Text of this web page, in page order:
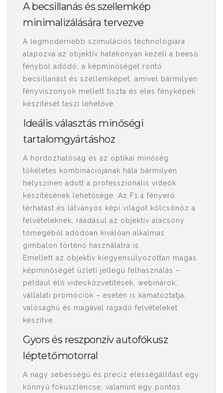
A becsillanás és szellemkép
minimalizálására tervezve
A legmodernebb szimulációs technológiára
alapozva az objektív hatékonyan kezeli a beeső
fényből adódó, a képminőséget rontó
becsillanást és szellemképet, amivel bármilyen
fényviszonyok mellett tiszta és éles fényképek
készítését teszi lehetővé.
Ideális választás minőségi
tartalomgyártáshoz
A hordozhatóság és az optikai minőség
tökéletes kombinációjának hála bármilyen
helyszínen adott a professzionális videók
készítésének lehetősége. Az F1.4 fényerő
térhatást és látványos képi világot kölcsönöz a
felvételeknek, ráadásul az objektív alacsony
tömegéből adódóan kiválóan alkalmas
gimbalon történő használatra is.
Emellett az objektív kiegyensúlyozottan magas
képminőségét üzleti jellegű felhasználás –
például élő videoközvetítések, webinárok,
vállalati promóciók – esetén is kamatoztatja,
valósághű és magával ragadó felvételeket
készítve.
Gyors és reszponzív autofókusz
léptetőmotorral
A nagy sebességű és precíz élességállítást egy
könnyű fókuszlencse, valamint egy pontos